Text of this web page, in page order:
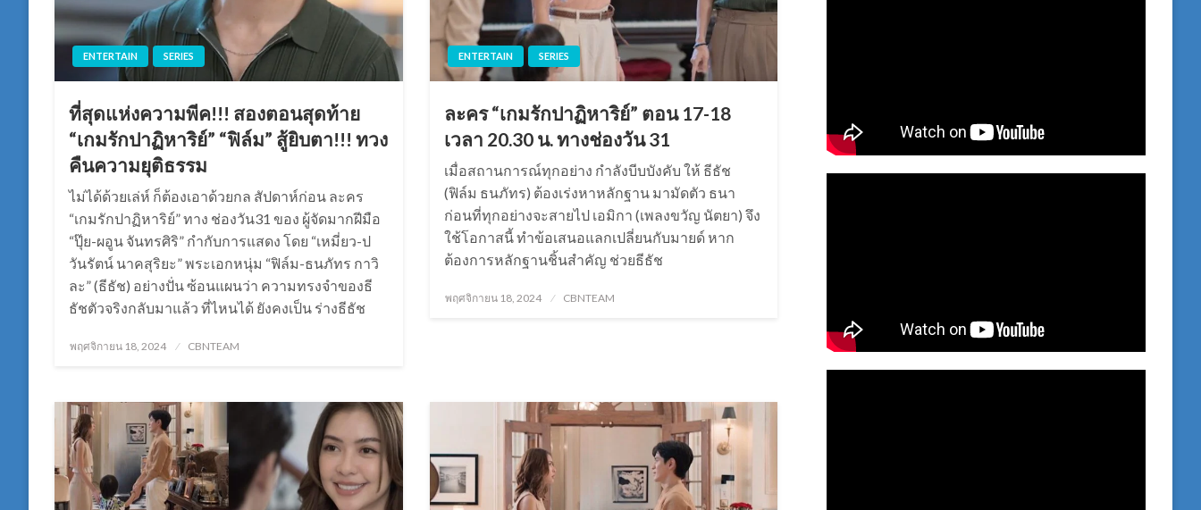
ENTERTAIN SERIES
ที่สุดแห่งความพีค!!! สองตอนสุดท้าย
“เกมรักปาฏิหาริย์” “ฟิล์ม” สู้ยิบตา!!! ทวง
คืนความยุติธรรม
ไม่ได้ด้วยเล่ห์ ก็ต้องเอาด้วยกล สัปดาห์ก่อน ละคร
“เกมรักปาฏิหาริย์” ทาง ช่องวัน31 ของ ผู้จัดมากฝีมือ
“ปุ๊ย-ผอูน จันทรศิริ” กำกับการแสดง โดย “เหมี่ยว-ป
วันรัตน์ นาคสุริยะ” พระเอกหนุ่ม “ฟิล์ม-ธนภัทร กาวิ
ละ” (ธีธัช) อย่างปั่น ซ้อนแผนว่า ความทรงจำของธี
ธัชตัวจริงกลับมาแล้ว ที่ไหนได้ ยังคงเป็น ร่างธีธัช
Posted
พฤศจิกายน 18, 2024 CBNTEAM
ENTERTAIN SERIES
ละคร “เกมรักปาฏิหาริย์” ตอน 17-18
เวลา 20.30 น. ทางช่องวัน 31
เมื่อสถานการณ์ทุกอย่าง กำลังบีบบังคับ ให้ ธีธัช
(ฟิล์ม ธนภัทร) ต้องเร่งหาหลักฐาน มามัดตัว ธนา
ก่อนที่ทุกอย่างจะสายไป เอมิกา (เพลงขวัญ นัตยา) จึง
ใช้โอกาสนี้ ทำข้อเสนอแลกเปลี่ยนกับมายด์ หาก
ต้องการหลักฐานชิ้นสำคัญ ช่วยธีธัช
Posted
พฤศจิกายน 18, 2024 CBNTEAM